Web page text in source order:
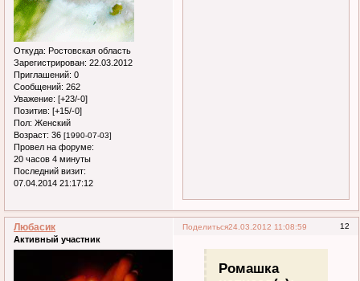
Откуда: Ростовская область
Зарегистрирован: 22.03.2012
Приглашений: 0
Сообщений: 262
Уважение: [+23/-0]
Позитив: [+15/-0]
Пол: Женский
Возраст: 36 [1990-07-03]
Провел на форуме:
20 часов 4 минуты
Последний визит:
07.04.2014 21:17:12
Поделиться 12
24.03.2012 11:08:59
Любасик
Активный участник
Ромашка